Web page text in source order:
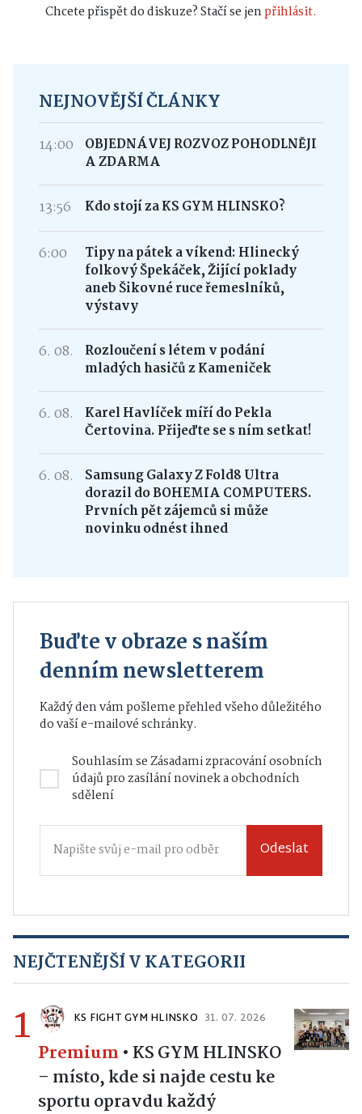
Chcete přispět do diskuze? Stačí se jenpřihlásit.
NEJNOVĚJŠÍ ČLÁNKY
14:00
OBJEDNÁVEJ ROZVOZ POHODLNĚJI
A ZDARMA
13:56 Kdo stojí za KS GYM HLINSKO?
6:00
Tipy na pátek a víkend: Hlinecký
folkový Špekáček, Žijící poklady
aneb Šikovné ruce řemeslníků,
výstavy
6. 08.
Rozloučení s létem v podání
mladých hasičů z Kameniček
6. 08.
Karel Havlíček míří do Pekla
Čertovina. Přijeďte se s ním setkat!
6. 08.
Samsung Galaxy Z Fold8 Ultra
dorazil do BOHEMIA COMPUTERS.
Prvních pět zájemců si může
novinku odnést ihned
Buďte v obraze s naším
denním newsletterem
Každý den vám pošleme přehled všeho důležitého
do vaší e-mailové schránky.
Souhlasím seZásadami zpracování osobních
údajůpro zasílání novinek a obchodních
sdělení
Odeslat
NEJČTENĚJŠÍ V KATEGORII
1 KS FIGHT GYM HLINSKO 31. 07. 2026
Premium • KS GYM HLINSKO
– místo, kde si najde cestu ke
sportu opravdu každý